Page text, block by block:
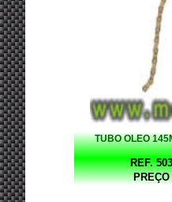
TUBO OLEO
REF.
PREÇO